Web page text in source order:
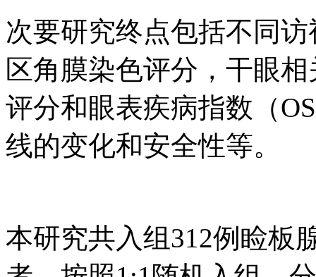
次要研究终点包括不同
区角膜染色评分，干眼
评分和眼表疾病指数（
线的变化和安全性等。
本研究共入组312例睑板